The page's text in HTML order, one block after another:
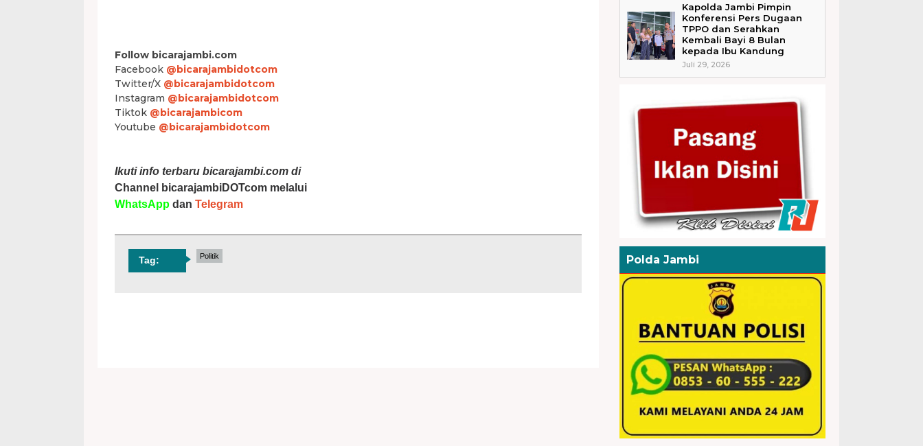
Follow bicarajambi.com
Facebook @bicarajambidotcom
Twitter/X @bicarajambidotcom
Instagram @bicarajambidotcom
Tiktok @bicarajambicom
Youtube @bicarajambidotcom
Ikuti info terbaru bicarajambi.com di
Channel bicarajambiDOTcom melalui
WhatsApp dan Telegram
Tag: Politik
Kapolda Jambi Pimpin
Konferensi Pers Dugaan
TPPO dan Serahkan
Kembali Bayi 8 Bulan
kepada Ibu Kandung
Juli 29, 2026
Polda Jambi